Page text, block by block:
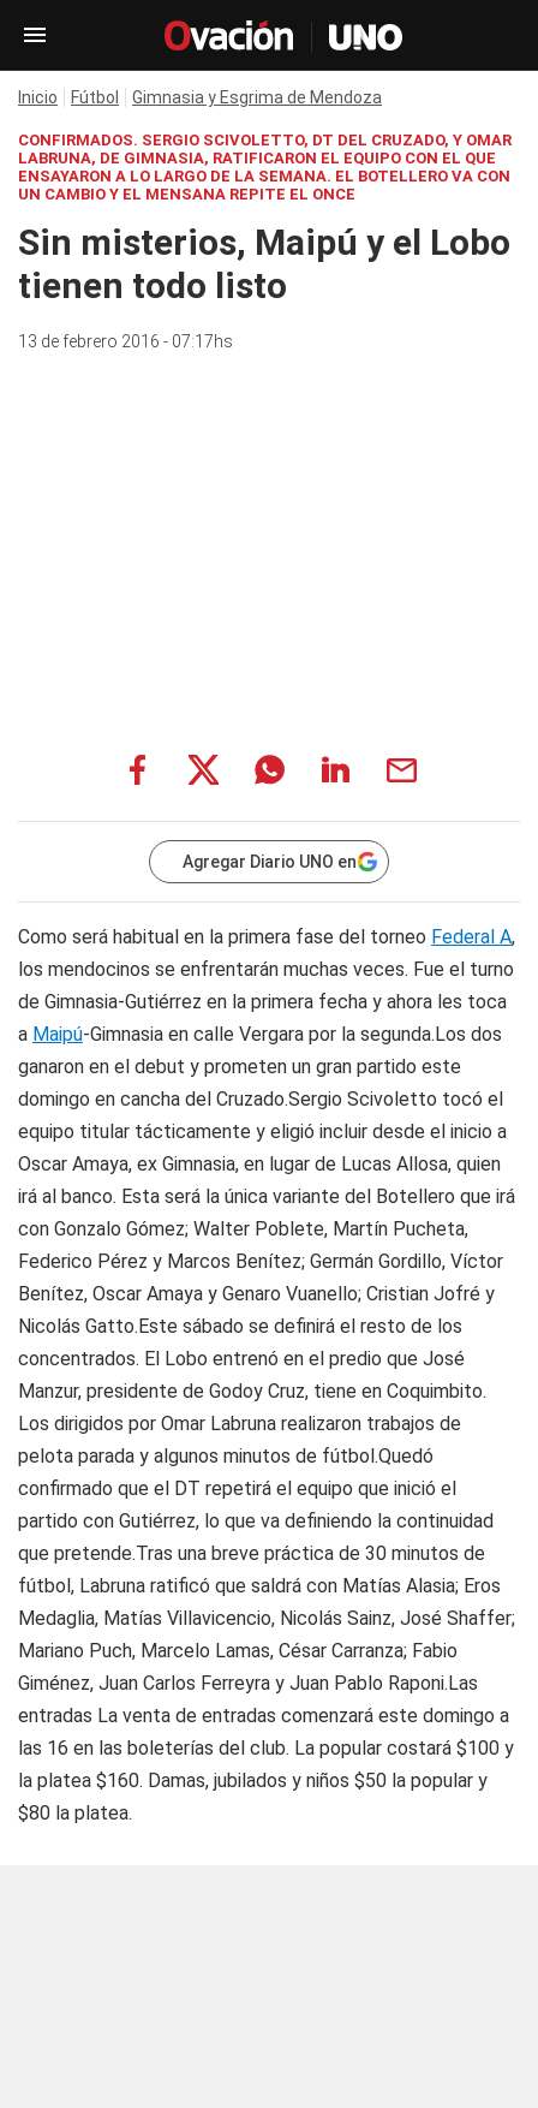
Inicio Fútbol Gimnasia y Esgrima de Mendoza
CONFIRMADOS. SERGIO SCIVOLETTO, DT DEL CRUZADO, Y OMAR
LABRUNA, DE GIMNASIA, RATIFICARON EL EQUIPO CON EL QUE
ENSAYARON A LO LARGO DE LA SEMANA. EL BOTELLERO VA CON
UN CAMBIO Y EL MENSANA REPITE EL ONCE
Sin misterios, Maipú y el Lobo
tienen todo listo
13 de febrero 2016 - 07:17hs
Agregar Diario UNO en
Como será habitual en la primera fase del torneo Federal A,
los mendocinos se enfrentarán muchas veces. Fue el turno
de Gimnasia-Gutiérrez en la primera fecha y ahora les toca
a Maipú-Gimnasia en calle Vergara por la segunda.Los dos
ganaron en el debut y prometen un gran partido este
domingo en cancha del Cruzado.Sergio Scivoletto tocó el
equipo titular tácticamente y eligió incluir desde el inicio a
Oscar Amaya, ex Gimnasia, en lugar de Lucas Allosa, quien
irá al banco. Esta será la única variante del Botellero que irá
con Gonzalo Gómez; Walter Poblete, Martín Pucheta,
Federico Pérez y Marcos Benítez; Germán Gordillo, Víctor
Benítez, Oscar Amaya y Genaro Vuanello; Cristian Jofré y
Nicolás Gatto.Este sábado se definirá el resto de los
concentrados. El Lobo entrenó en el predio que José
Manzur, presidente de Godoy Cruz, tiene en Coquimbito.
Los dirigidos por Omar Labruna realizaron trabajos de
pelota parada y algunos minutos de fútbol.Quedó
confirmado que el DT repetirá el equipo que inició el
partido con Gutiérrez, lo que va definiendo la continuidad
que pretende.Tras una breve práctica de 30 minutos de
fútbol, Labruna ratificó que saldrá con Matías Alasia; Eros
Medaglia, Matías Villavicencio, Nicolás Sainz, José Shaffer;
Mariano Puch, Marcelo Lamas, César Carranza; Fabio
Giménez, Juan Carlos Ferreyra y Juan Pablo Raponi.Las
entradas La venta de entradas comenzará este domingo a
las 16 en las boleterías del club. La popular costará $100 y
la platea $160. Damas, jubilados y niños $50 la popular y
$80 la platea.